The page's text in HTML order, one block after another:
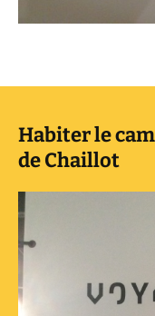
Habiter le
de Chaillot